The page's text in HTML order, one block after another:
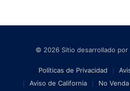
© 2026 Sitio desarrollado por
Políticas de Privacidad
Aviso de California
No